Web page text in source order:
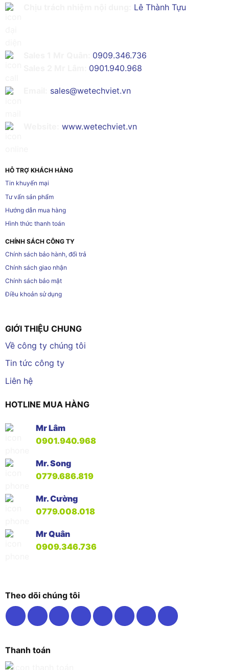
Lê Thành Tựu
0909.346.736
0901.940.968
sales@wetechviet.vn
www.wetechviet.vn
HỖ TRỢ KHÁCH HÀNG
Tin khuyến mại
Tư vấn sản phẩm
Hướng dẫn mua hàng
Hình thức thanh toán
CHÍNH SÁCH CÔNG TY
Chính sách bảo hành, đổi trả
Chính sách giao nhận
Chính sách bảo mật
Điều khoản sử dụng
GIỚI THIỆU CHUNG
Về công ty chúng tôi
Tin tức công ty
Liên hệ
HOTLINE MUA HÀNG
Mr Lâm
0901.940.968
Mr. Song
0779.686.819
Mr. Cường
0779.008.018
Mr Quân
0909.346.736
Theo dõi chúng tôi
Thanh toán